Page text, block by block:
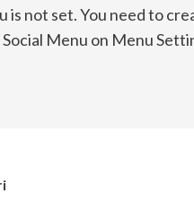
is not set. You need to
Menu on Menu